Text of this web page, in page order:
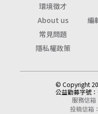
環境徵才
About us
編
常見問題
隱私權政策
© Copyright
公益勸募字號：
服務信箱
投稿信箱：